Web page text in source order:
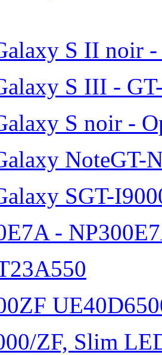
S II noir
S III -
S noir -
NoteGT-
SGT-
-
ZF, Slim